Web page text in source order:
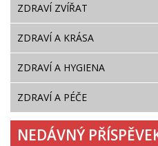
ZDRAVÍ ZVÍŘAT
ZDRAVÍ A KRÁSA
ZDRAVÍ A HYGIENA
ZDRAVÍ A PÉČE
NEDÁVNÝ